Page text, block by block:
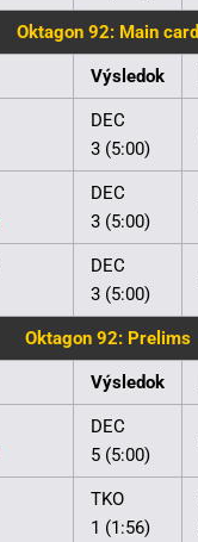
Oktagon 92: Main card
Výsledok
DEC
3 (5:00)
DEC
3 (5:00)
DEC
3 (5:00)
Oktagon 92: Prelims
Výsledok
DEC
5 (5:00)
TKO
1 (1:56)